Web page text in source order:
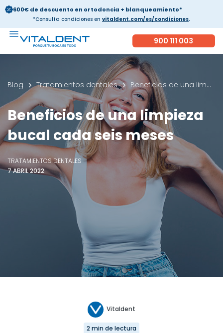
600€ de descuento en ortodoncia + blanqueamiento*
*Consulta condiciones en vitaldent.com/es/condiciones.
900 111 003
Blog Tratamientos dentales Beneficios de una limpieza bucal cada seis meses
Beneficios de una limpieza
bucal cada seis meses
TRATAMIENTOS DENTALES
7 ABRIL 2022
Vitaldent
2 min de lectura